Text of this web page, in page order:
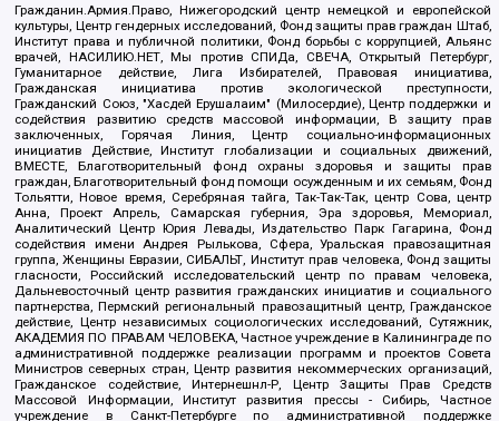
Гражданин.Армия.Право, Нижегородский центр немецкой и европейской
культуры, Центр гендерных исследований, Фонд защиты прав граждан Штаб,
Институт права и публичной политики, Фонд борьбы с коррупцией, Альянс
врачей, НАСИЛИЮ.НЕТ, Мы против СПИДа, СВЕЧА, Открытый Петербург,
Гуманитарное действие, Лига Избирателей, Правовая инициатива,
Гражданская инициатива против экологической преступности,
Гражданский Союз, "Хасдей Ерушалаим" (Милосердие), Центр поддержки и
содействия развитию средств массовой информации, В защиту прав
заключенных, Горячая Линия, Центр социально-информационных
инициатив Действие, Институт глобализации и социальных движений,
ВМЕСТЕ, Благотворительный фонд охраны здоровья и защиты прав
граждан, Благотворительный фонд помощи осужденным и их семьям, Фонд
Тольятти, Новое время, Серебряная тайга, Так-Так-Так, центр Сова, центр
Анна, Проект Апрель, Самарская губерния, Эра здоровья, Мемориал,
Аналитический Центр Юрия Левады, Издательство Парк Гагарина, Фонд
содействия имени Андрея Рылькова, Сфера, Уральская правозащитная
группа, Женщины Евразии, СИБАЛЬТ, Институт прав человека, Фонд защиты
гласности, Российский исследовательский центр по правам человека,
Дальневосточный центр развития гражданских инициатив и социального
партнерства, Пермский региональный правозащитный центр, Гражданское
действие, Центр независимых социологических исследований, Сутяжник,
АКАДЕМИЯ ПО ПРАВАМ ЧЕЛОВЕКА, Частное учреждение в Калининграде по
административной поддержке реализации программ и проектов Совета
Министров северных стран, Центр развития некоммерческих организаций,
Гражданское содействие, Интернешнл-Р, Центр Защиты Прав Средств
Массовой Информации, Институт развития прессы - Сибирь, Частное
учреждение в Санкт-Петербурге по административной поддержке